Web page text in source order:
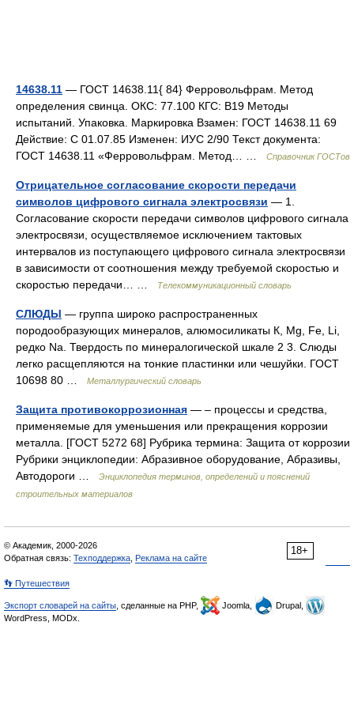
14638.11 — ГОСТ 14638.11{ 84} Ферровольфрам. Метод
определения свинца. ОКС: 77.100 КГС: В19 Методы
испытаний. Упаковка. Маркировка Взамен: ГОСТ 14638.11 69
Действие: С 01.07.85 Изменен: ИУС 2/90 Текст документа:
ГОСТ 14638.11 «Ферровольфрам. Метод… …
Справочник ГОСТов
Отрицательное согласование скорости передачи
символов цифрового сигнала электросвязи — 1.
Согласование скорости передачи символов цифрового сигнала
электросвязи, осуществляемое исключением тактовых
интервалов из поступающего цифрового сигнала электросвязи
в зависимости от соотношения между требуемой скоростью и
скоростью передачи… …
Телекоммуникационный словарь
СЛЮДЫ — группа широко распространенных
породообразующих минералов, алюмосиликаты К, Mg, Fe, Li,
редко Na. Твердость по минералогической шкале 2 3. Слюды
легко расщепляются на тонкие пластинки или чешуйки. ГОСТ
10698 80 …
Металлургический словарь
Защита противокоррозионная — – процессы и средства,
применяемые для уменьшения или прекращения коррозии
металла. [ГОСТ 5272 68] Рубрика термина: Защита от коррозии
Рубрики энциклопедии: Абразивное оборудование, Абразивы,
Автодороги …
Энциклопедия терминов, определений и пояснений
строительных материалов
18+
© Академик, 2000-2026
Обратная связь: Техподдержка Реклама на сайте
👣 Путешествия
Экспорт словарей на сайты , сделанные на PHP, Joomla,
Drupal,
WordPress, MODx.